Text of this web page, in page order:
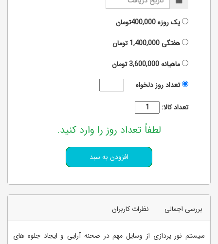
یک روزه400,000تومان
هفتگی1,400,000تومان
ماهیانه3,600,000تومان
تعداد روز دلخواه
تعداد کالا:
لطفاً تعداد روز را وارد کنید.
بررسی اجمالی نظرات کاربران
سیستم نور پردازی از وسایل مهم در صحنه آرایی و ایجاد جلوه های